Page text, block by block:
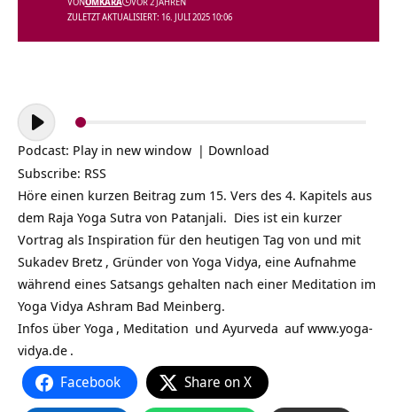
ZULETZT AKTUALISIERT: 16. JULI 2025 10:06
Audio-
Player
Podcast: Play in new window | Download
Subscribe: RSS
Höre einen kurzen Beitrag zum 15. Vers des 4. Kapitels aus
dem Raja Yoga Sutra von Patanjali. Dies ist ein kurzer
Vortrag als Inspiration für den heutigen Tag von und mit
Sukadev Bretz , Gründer von Yoga Vidya, eine Aufnahme
während eines Satsangs gehalten nach einer Meditation im
Yoga Vidya Ashram Bad Meinberg.
Infos über Yoga , Meditation und Ayurveda aufwww.yoga-
vidya.de .
Facebook Share on X